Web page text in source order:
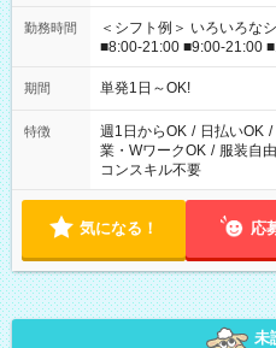
勤務時間
＜シフト例＞ いろいろな
■8:00-21:00 ■9:00-21:00
期間 単発1日～OK!
特徴 週1日からOK / 日払いOK /
業・WワークOK / 服装自由
コンスキル不要
気になる！ 応
未